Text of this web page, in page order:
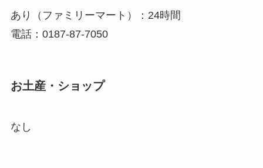
あり（ファミリーマート）：24時間
電話：0187-87-7050
お土産・ショップ
なし